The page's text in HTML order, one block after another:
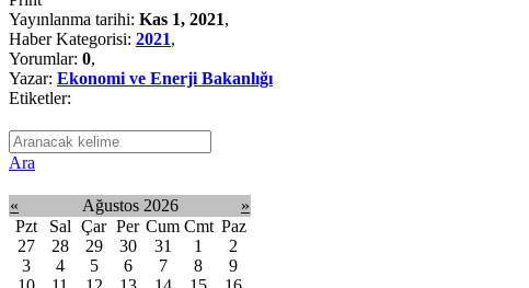
Yayınlanma tarihi: Kas 1, 2021,
Haber Kategorisi: 2021,
Yorumlar: 0,
Yazar: Ekonomi ve Enerji Bakanlığı
Etiketler:
Ara
« Ağustos 2026
»
Pzt
Sal Çar Per Cum Cmt Paz
27
28 29 30 31 1
2
3
4 5 6 7 8
9